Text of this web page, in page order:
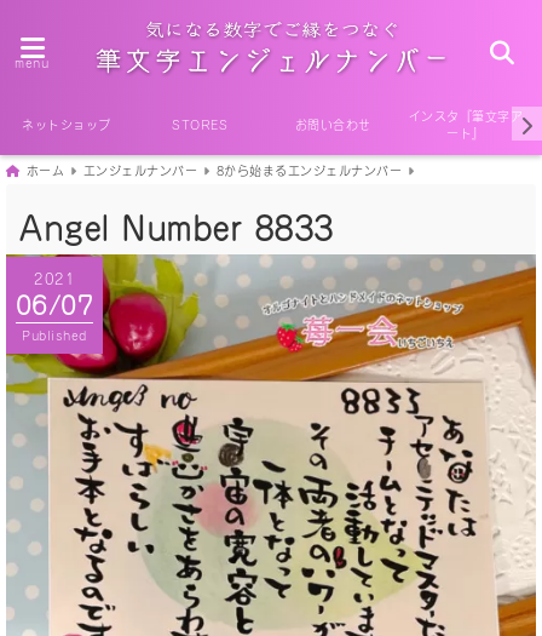
menu
ネットショップ STORES お問い合わせ
インスタ『筆文字ア
ート』
ホーム エンジェルナンバー 8から始まるエンジェルナンバー
Angel Number 8833
2021
06/07
Published